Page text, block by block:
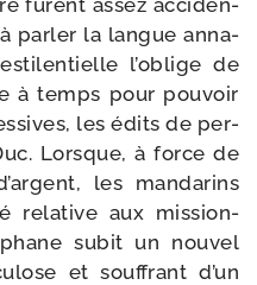
par­ler la langue anna­
l’oblige de
à temps pour pou­voir
les édits de per­
Lorsque, à force de
les manda­rins
rela­tive aux mis­sion­
subit un nou­vel
et souf­frant d’un